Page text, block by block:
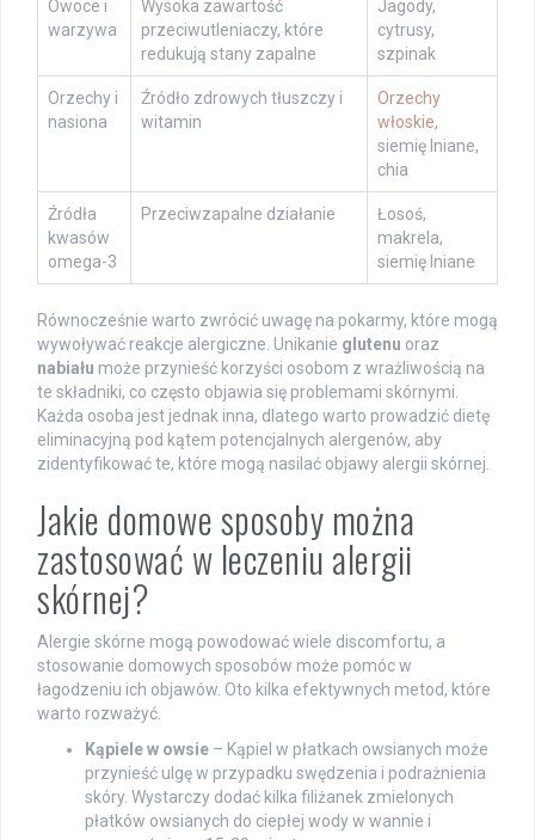
Owoce i
warzywa
Wysoka zawartość
przeciwutleniaczy, które
redukują stany zapalne
Jagody,
cytrusy,
szpinak
Orzechy i
nasiona
Źródło zdrowych tłuszczy i
witamin
Orzechy
włoskie,
siemię lniane,
chia
Źródła
kwasów
omega-3
Przeciwzapalne działanie
Łosoś,
makrela,
siemię lniane
Równocześnie warto zwrócić uwagę na pokarmy, które mogą
wywoływać reakcje alergiczne. Unikanie glutenu oraz
nabiału może przynieść korzyści osobom z wrażliwością na
te składniki, co często objawia się problemami skórnymi.
Każda osoba jest jednak inna, dlatego warto prowadzić dietę
eliminacyjną pod kątem potencjalnych alergenów, aby
zidentyfikować te, które mogą nasilać objawy alergii skórnej.
Jakie domowe sposoby można
zastosować w leczeniu alergii
skórnej?
Alergie skórne mogą powodować wiele discomfortu, a
stosowanie domowych sposobów może pomóc w
łagodzeniu ich objawów. Oto kilka efektywnych metod, które
warto rozważyć.
Kąpiele w owsie – Kąpiel w płatkach owsianych może
przynieść ulgę w przypadku swędzenia i podrażnienia
skóry. Wystarczy dodać kilka filiżanek zmielonych
płatków owsianych do ciepłej wody w wannie i